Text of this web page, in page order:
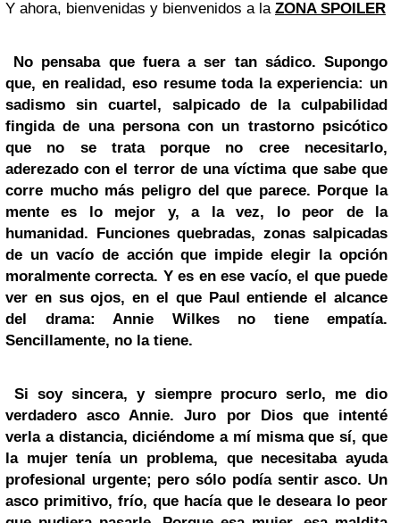
Y ahora, bienvenidas y bienvenidos a la ZONA SPOILER
No pensaba que fuera a ser tan sádico. Supongo
que, en realidad, eso resume toda la experiencia: un
sadismo sin cuartel, salpicado de la culpabilidad
fingida de una persona con un trastorno psicótico
que no se trata porque no cree necesitarlo,
aderezado con el terror de una víctima que sabe que
corre mucho más peligro del que parece. Porque la
mente es lo mejor y, a la vez, lo peor de la
humanidad. Funciones quebradas, zonas salpicadas
de un vacío de acción que impide elegir la opción
moralmente correcta. Y es en ese vacío, el que puede
ver en sus ojos, en el que Paul entiende el alcance
del drama: Annie Wilkes no tiene empatía.
Sencillamente, no la tiene.
Si soy sincera, y siempre procuro serlo, me dio
verdadero asco Annie. Juro por Dios que intenté
verla a distancia, diciéndome a mí misma que sí, que
la mujer tenía un problema, que necesitaba ayuda
profesional urgente; pero sólo podía sentir asco. Un
asco primitivo, frío, que hacía que le deseara lo peor